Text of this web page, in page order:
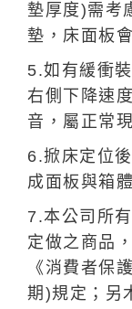
墊厚度)需考
墊，床面板
5.如有緩衝
右側下降速
音，屬正常
6.掀床定位
成面板與箱
7.本公司所
定做之商品
《消費者保
期)規定；另